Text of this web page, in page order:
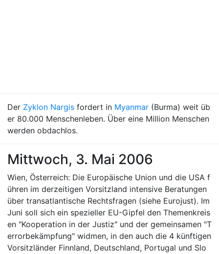
Der Zyklon Nargis fordert in Myanmar (Burma) weit üb
er 80.000 Menschenleben. Über eine Million Menschen
werden obdachlos.
Mittwoch, 3. Mai 2006
Wien, Österreich: Die Europäische Union und die USA f
ühren im derzeitigen Vorsitzland intensive Beratungen
über transatlantische Rechtsfragen (siehe Eurojust). Im
Juni soll sich ein spezieller EU-Gipfel den Themenkreis
en "Kooperation in der Justiz" und der gemeinsamen "T
errorbekämpfung" widmen, in den auch die 4 künftigen
Vorsitzländer Finnland, Deutschland, Portugal und Slo